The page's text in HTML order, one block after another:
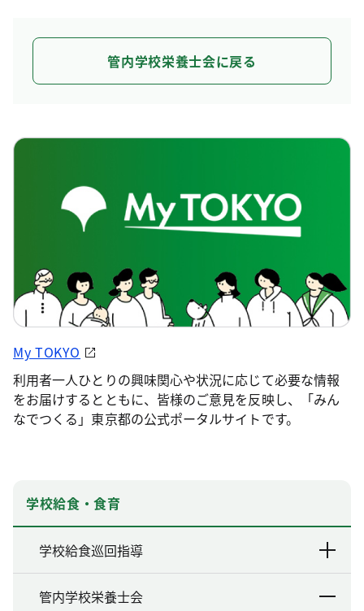
管内学校栄養士会に戻る
My TOKYO
利用者一人ひとりの興味関心や状況に応じて必要な情報
をお届けするとともに、皆様のご意見を反映し、「みん
なでつくる」東京都の公式ポータルサイトです。
学校給食・食育
学校給食巡回指導
管内学校栄養士会